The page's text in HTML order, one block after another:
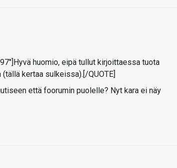
huomio, eipä tullut kirjoittaessa tuota
kertaa sulkeissa).[/QUOTE]
että foorumin puolelle? Nyt kara ei näy